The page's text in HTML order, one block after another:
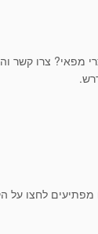
מפאי? צרו קשר
לחצו על